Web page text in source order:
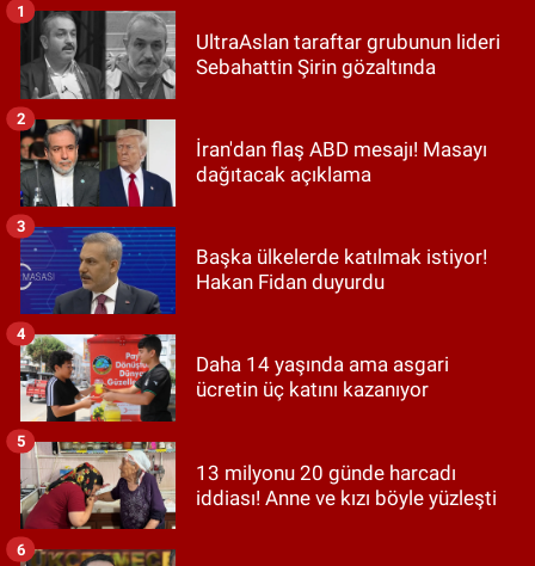
UltraAslan taraftar grubunun lideri
Sebahattin Şirin gözaltında
1
İran'dan flaş ABD mesajı! Masayı
dağıtacak açıklama
2
Başka ülkelerde katılmak istiyor!
Hakan Fidan duyurdu
3
Daha 14 yaşında ama asgari
ücretin üç katını kazanıyor
4
13 milyonu 20 günde harcadı
iddiası! Anne ve kızı böyle yüzleşti
5
6